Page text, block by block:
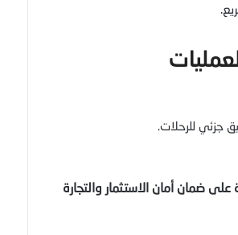
جزئي للرحلات.
على ضمان أمان الاستثمار والتجارة